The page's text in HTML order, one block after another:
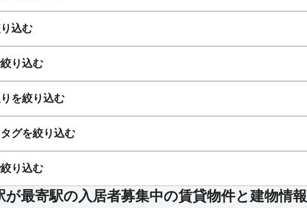
込む
り込む
を絞り込む
グを絞り込む
り込む
が最寄駅の入居者募集中の賃貸物件と建物情報